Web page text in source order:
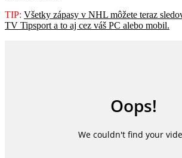
TIP: Všetky zápasy v NHL môžete teraz
TV Tipsport a to aj cez váš PC alebo mobil.